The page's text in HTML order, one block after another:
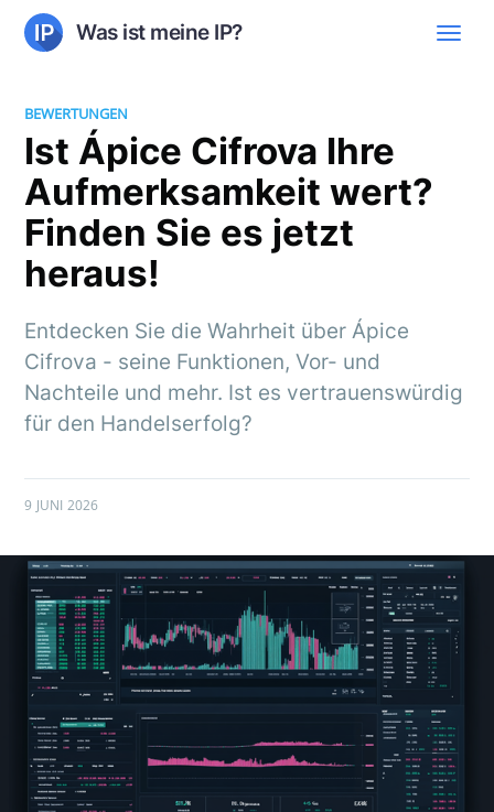
Was ist meine IP?
BEWERTUNGEN
Ist Ápice Cifrova Ihre
Aufmerksamkeit wert?
Finden Sie es jetzt
heraus!
Entdecken Sie die Wahrheit über Ápice
Cifrova - seine Funktionen, Vor- und
Nachteile und mehr. Ist es vertrauenswürdig
für den Handelserfolg?
9 JUNI 2026